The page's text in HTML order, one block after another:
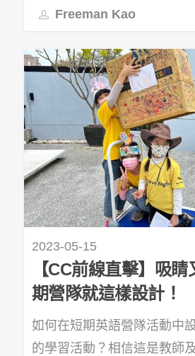
Freeman Kao
2023-05-15
【CC前線直擊】吸
期營隊就這樣設計！
如何在短期英語營隊活動中
的學習活動？相信這是教師